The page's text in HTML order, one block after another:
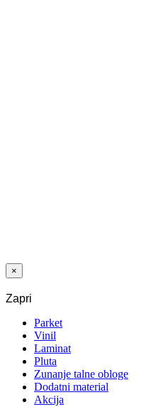
×
Zapri
Parket
Vinil
Laminat
Pluta
Zunanje talne obloge
Dodatni material
Akcija